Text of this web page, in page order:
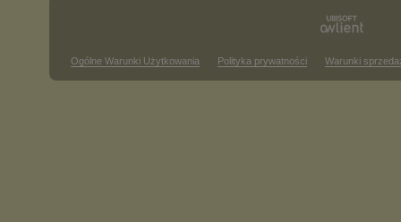
Ogólne Warunki Użytkowania Polityka prywatności Warunki